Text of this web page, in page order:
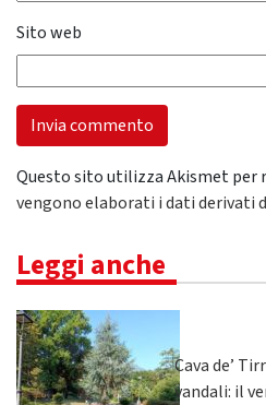
Sito web
Questo sito utilizza Akismet per
vengono elaborati i dati derivati
Leggi anche
Cava de’
vandali: il